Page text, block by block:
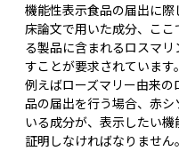
機能性表示食品の届出に
床論文で用いた成分、こ
る製品に含まれるロスマ
すことが要求されています
例えばローズマリー由来
品の届出を行う場合、赤
いる成分が、表示したい
証明しなければなりません。